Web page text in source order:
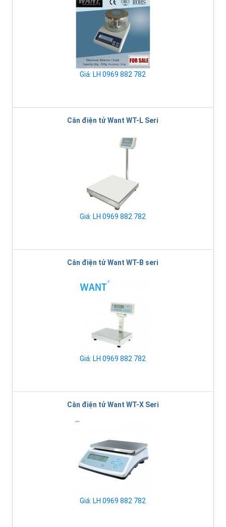
Giá: LH 0969 882 782
Cân điện tử Want WT-L Seri
Giá: LH 0969 882 782
Cân điện tử Want WT-B seri
Giá: LH 0969 882 782
Cân điện tử Want WT-X Seri
Giá: LH 0969 882 782